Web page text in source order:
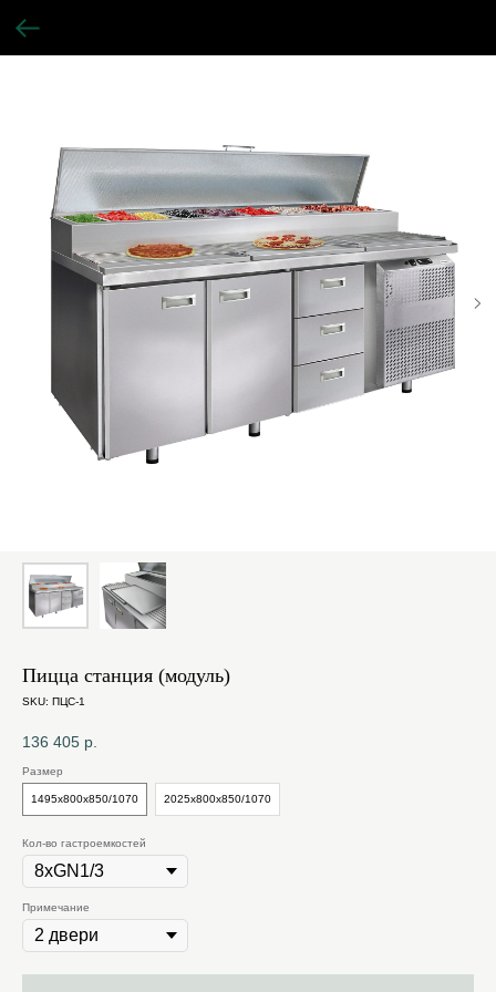
Пицца станция (модуль)
SKU: ПЦС-1
136 405 р.
Размер
1495х800х850/1070 2025х800х850/1070
Кол-во гастроемкостей
Примечание